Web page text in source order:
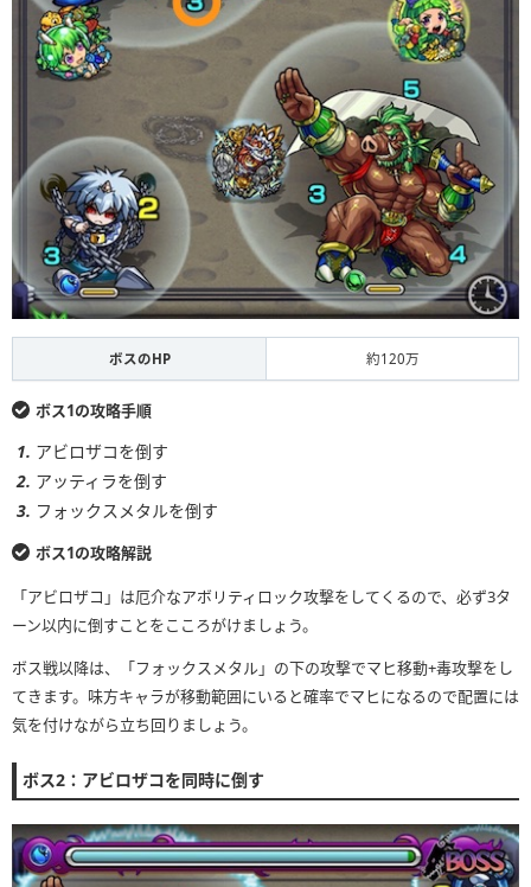
ボスのHP 約120万
ボス1の攻略手順
アビロザコを倒す
アッティラを倒す
フォックスメタルを倒す
ボス1の攻略解説
「アビロザコ」は厄介なアボリティロック攻撃をしてくるので、必ず3タ
ーン以内に倒すことをこころがけましょう。
ボス戦以降は、「フォックスメタル」の下の攻撃でマヒ移動+毒攻撃をし
てきます。味方キャラが移動範囲にいると確率でマヒになるので配置には
気を付けながら立ち回りましょう。
ボス2：アビロザコを同時に倒す